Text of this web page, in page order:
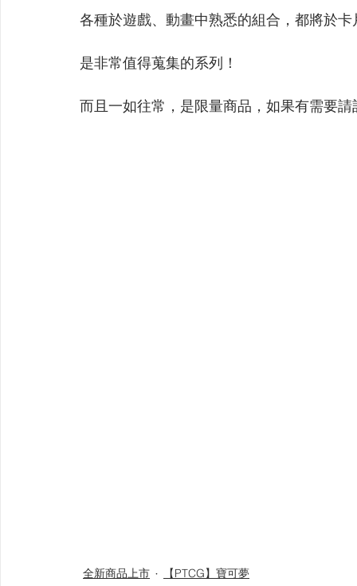
各種於遊戲、動畫中熟悉的組合，都將於卡
是非常值得蒐集的系列！
而且一如往常，是限量商品，如果有需要
全新商品上市 【PTCG】寶可夢